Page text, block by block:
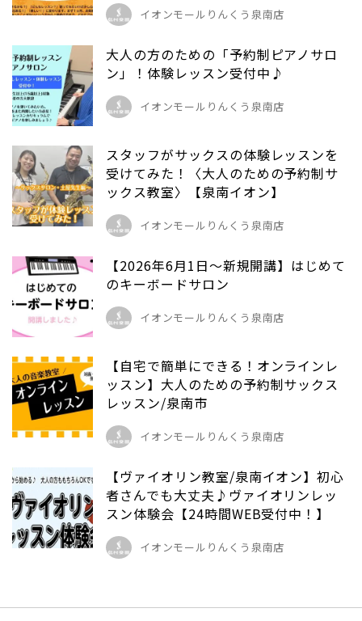
イオンモールりんくう泉南店
大人の方のための「予約制ピアノサロ
ン」！体験レッスン受付中♪
イオンモールりんくう泉南店
スタッフがサックスの体験レッスンを
受けてみた！〈大人のための予約制サ
ックス教室〉【泉南イオン】
イオンモールりんくう泉南店
【2026年6月1日～新規開講】はじめて
のキーボードサロン
イオンモールりんくう泉南店
【自宅で簡単にできる！オンラインレ
ッスン】大人のための予約制サックス
レッスン/泉南市
イオンモールりんくう泉南店
【ヴァイオリン教室/泉南イオン】初心
者さんでも大丈夫♪ヴァイオリンレッ
スン体験会【24時間WEB受付中！】
イオンモールりんくう泉南店